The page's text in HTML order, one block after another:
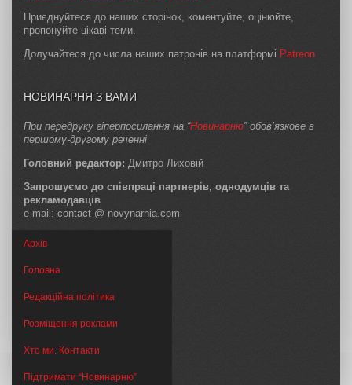
Приєднуйтеся до наших сторінок, коментуйте, оцінюйте,
пропонуйте цікаві теми.
Долучайтеся до числа наших патронів на платформі Patreon
НОВИНАРНЯ З ВАМИ
При передруку гіперпосилання на “Новинарню” обов’язкове в
першому-другому реченні
Головний редактор: Дмитро Лиховій
Запрошуємо до співпраці партнерів, однодумців та
рекламодавців
e-mail: contact @ novynarnia.com
Архів
Головна
Редакційна політика
Розміщення реклами
Хто ми. Контакти
Підтримати “Новинарню”